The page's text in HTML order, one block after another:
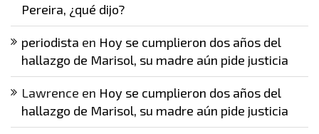
Pereira, ¿qué dijo?
periodista en Hoy se cumplieron dos años del
hallazgo de Marisol, su madre aún pide justicia
Lawrence en Hoy se cumplieron dos años del
hallazgo de Marisol, su madre aún pide justicia